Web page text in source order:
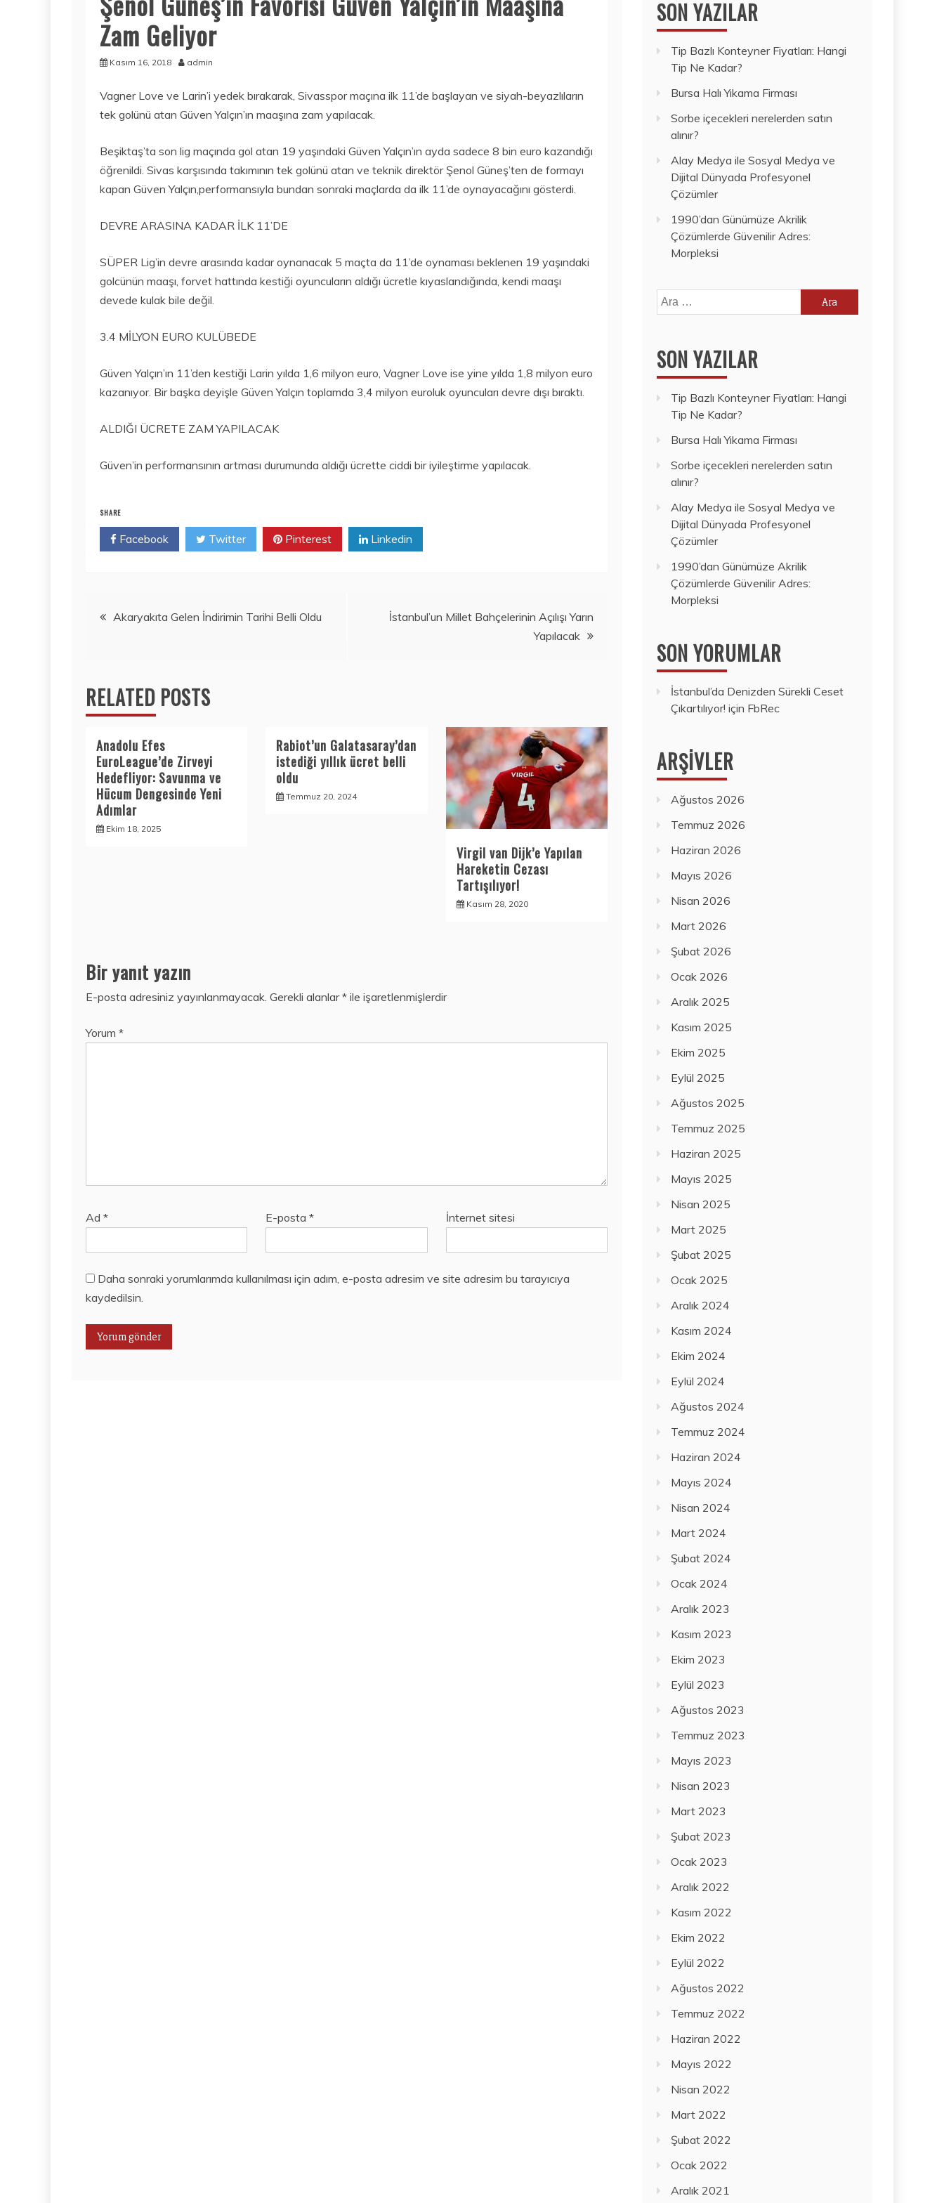
Zam Geliyor
Kasım 16, 2018 admin
Vagner Love ve Larin’i yedek bırakarak, Sivasspor maçına ilk 11’de başlayan ve siyah-beyazlıların
tek golünü atan Güven Yalçın’ın maaşına zam yapılacak.
Beşiktaş’ta son lig maçında gol atan 19 yaşındaki Güven Yalçın’ın ayda sadece 8 bin euro kazandığı
öğrenildi. Sivas karşısında takımının tek golünü atan ve teknik direktör Şenol Güneş’ten de formayı
kapan Güven Yalçın,performansıyla bundan sonraki maçlarda da ilk 11’de oynayacağını gösterdi.
DEVRE ARASINA KADAR İLK 11’DE
SÜPER Lig’in devre arasında kadar oynanacak 5 maçta da 11’de oynaması beklenen 19 yaşındaki
golcünün maaşı, forvet hattında kestiği oyuncuların aldığı ücretle kıyaslandığında, kendi maaşı
devede kulak bile değil.
3.4 MİLYON EURO KULÜBEDE
Güven Yalçın’ın 11’den kestiği Larin yılda 1,6 milyon euro, Vagner Love ise yine yılda 1,8 milyon euro
kazanıyor. Bir başka deyişle Güven Yalçın toplamda 3,4 milyon euroluk oyuncuları devre dışı bıraktı.
ALDIĞI ÜCRETE ZAM YAPILACAK
Güven’in performansının artması durumunda aldığı ücrette ciddi bir iyileştirme yapılacak.
SHARE
Facebook Twitter Pinterest Linkedin
YazıAkaryakıta Gelen İndirimin Tarihi Belli Oldu
İstanbul’un Millet Bahçelerinin Açılışı Yarın
Yapılacak
RELATED POSTS
Anadolu Efes
EuroLeague’de Zirveyi
Hedefliyor: Savunma ve
Hücum Dengesinde Yeni
Adımlar
Ekim 18, 2025
Rabiot’un Galatasaray’dan
istediği yıllık ücret belli
oldu
Temmuz 20, 2024
Virgil van Dijk’e Yapılan
Hareketin Cezası
Tartışılıyor!
Kasım 28, 2020
Bir yanıt yazın
E-posta adresiniz yayınlanmayacak. Gerekli alanlar* ile işaretlenmişlerdir
Yorum *
Ad * E-posta* İnternet sitesi
Daha sonraki yorumlarımda kullanılması için adım, e-posta adresim ve site adresim bu tarayıcıya
kaydedilsin.
SON YAZILAR
Tip Bazlı Konteyner Fiyatları: Hangi
Tip Ne Kadar?
Bursa Halı Yıkama Firması
Sorbe içecekleri nerelerden satın
alınır?
Alay Medya ile Sosyal Medya ve
Dijital Dünyada Profesyonel
Çözümler
1990’dan Günümüze Akrilik
Çözümlerde Güvenilir Adres:
Morpleksi
Arama:
SON YAZILAR
Tip Bazlı Konteyner Fiyatları: Hangi
Tip Ne Kadar?
Bursa Halı Yıkama Firması
Sorbe içecekleri nerelerden satın
alınır?
Alay Medya ile Sosyal Medya ve
Dijital Dünyada Profesyonel
Çözümler
1990’dan Günümüze Akrilik
Çözümlerde Güvenilir Adres:
Morpleksi
SON YORUMLAR
İstanbul’da Denizden Sürekli Ceset
Çıkartılıyor! için FbRec
ARŞIVLER
Ağustos 2026
Temmuz 2026
Haziran 2026
Mayıs 2026
Nisan 2026
Mart 2026
Şubat 2026
Ocak 2026
Aralık 2025
Kasım 2025
Ekim 2025
Eylül 2025
Ağustos 2025
Temmuz 2025
Haziran 2025
Mayıs 2025
Nisan 2025
Mart 2025
Şubat 2025
Ocak 2025
Aralık 2024
Kasım 2024
Ekim 2024
Eylül 2024
Ağustos 2024
Temmuz 2024
Haziran 2024
Mayıs 2024
Nisan 2024
Mart 2024
Şubat 2024
Ocak 2024
Aralık 2023
Kasım 2023
Ekim 2023
Eylül 2023
Ağustos 2023
Temmuz 2023
Mayıs 2023
Nisan 2023
Mart 2023
Şubat 2023
Ocak 2023
Aralık 2022
Kasım 2022
Ekim 2022
Eylül 2022
Ağustos 2022
Temmuz 2022
Haziran 2022
Mayıs 2022
Nisan 2022
Mart 2022
Şubat 2022
Ocak 2022
Aralık 2021